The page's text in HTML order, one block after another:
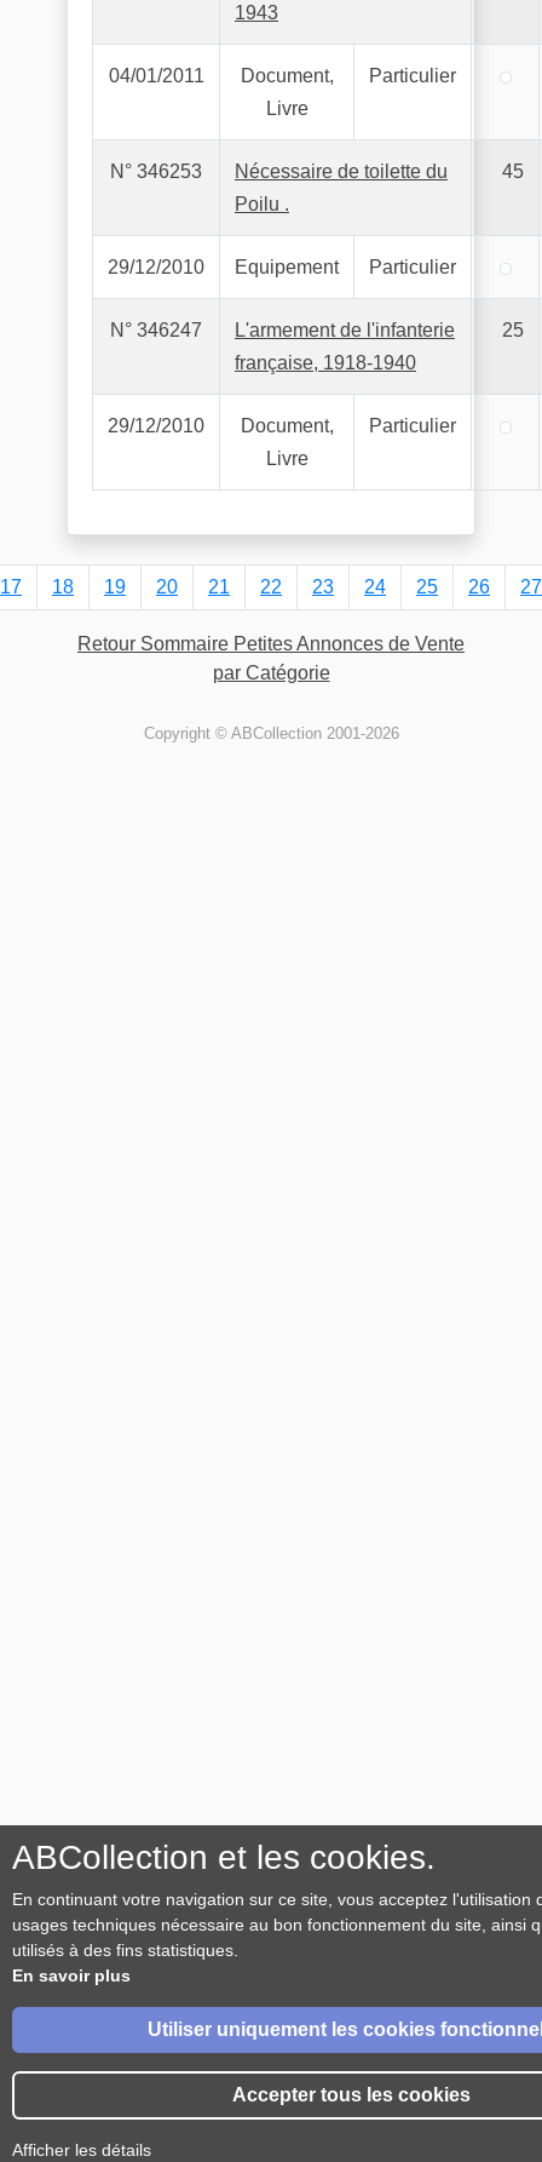
1943
04/01/2011
Document,
Livre
Particulier
N° 346253
Nécessaire de toilette du
Poilu .
45
29/12/2010 Equipement Particulier
N° 346247
L'armement de l'infanterie
française, 1918-1940
25
29/12/2010
Document,
Livre
Particulier
17 18 19 20 21 22 23 24 25 26 27
Retour Sommaire Petites Annonces de Vente
par Catégorie
Copyright © ABCollection 2001-2026
ABCollection et les cookies.
En continuant votre navigation sur ce site, vous acceptez l'utilisation
usages techniques nécessaire au bon fonctionnement du site, ainsi
utilisés à des fins statistiques.
En savoir plus
Utiliser uniquement les cookies
Accepter tous les cookies
Afficher les détails